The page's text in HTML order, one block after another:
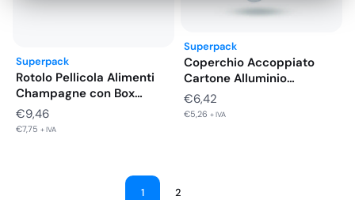
Superpack
Rotolo Pellicola Alimenti
Champagne con Box
Dispenser 300…
€9,46
€7,75 + IVA
Superpack
Coperchio Accoppiato
Cartone Alluminio
Vaschette 2 Porzioni Alto…
€6,42
€5,26 + IVA
1 2